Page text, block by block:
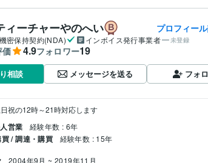
ィーチャーやのへい プロフィー
機密保持契約(NDA) インボイス発行事業者 未登録
価 4.9フォロワー19
相談 メッセージを送る フォ
祝の12時～21時対応します
営業 経験年数 : 6年
/ 調達・購買 経験年数 : 15年
2004年9月 ~ 2019年11月